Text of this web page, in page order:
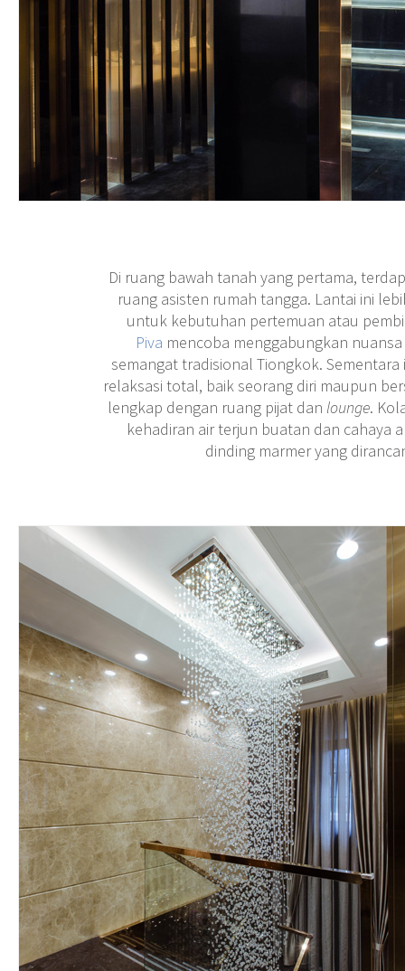
Di ruang bawah tanah yang pertama,
ruang asisten rumah tangga. Lantai ini
untuk kebutuhan pertemuan atau
Piva mencoba menggabungkan
semangat tradisional Tiongkok.
relaksasi total, baik seorang diri maupun
lengkap dengan ruang pijat dan lounge.
kehadiran air terjun buatan dan cahaya
dinding marmer yang